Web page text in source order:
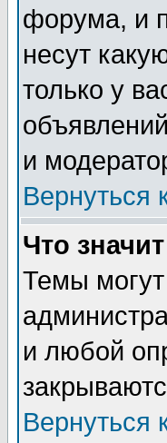
форума, и
несут
только у
и
Вернуться
Что
Темы
и любой
Вернуться